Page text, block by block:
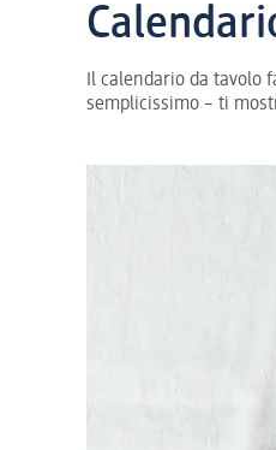
Il calendario da tavolo
semplicissimo – ti